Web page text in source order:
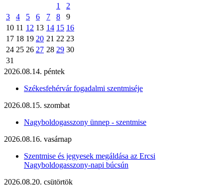
1
2
3
4 5 6 7 8
9
10 11 12 13 14 15 16
17 18 19 20 21 22 23
24 25 26 27 28 29 30
31
2026.08.14. péntek
Székesfehérvár fogadalmi szentmiséje
2026.08.15. szombat
Nagyboldogasszony ünnep - szentmise
2026.08.16. vasárnap
Szentmise és jegyesek megáldása az Ercsi
Nagyboldogasszony-napi búcsún
2026.08.20. csütörtök